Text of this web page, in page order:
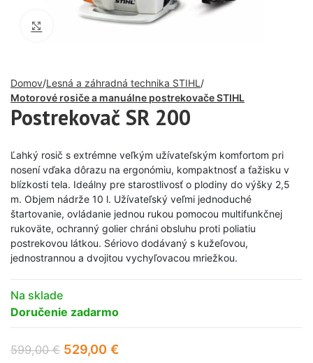
Click to enlarge
Domov Lesná a záhradná technika STIHL
Motorové rosiče a manuálne postrekovače STIHL
Postrekovač SR 200
Ľahký rosič s extrémne veľkým užívateľským komfortom pri
nosení vďaka dôrazu na ergonómiu, kompaktnosť a ťažisku v
blízkosti tela. Ideálny pre starostlivosť o plodiny do výšky 2,5
m. Objem nádrže 10 l. Užívateľský veľmi jednoduché
štartovanie, ovládanie jednou rukou pomocou multifunkčnej
rukoväte, ochranný golier chráni obsluhu proti poliatiu
postrekovou látkou. Sériovo dodávaný s kužeľovou,
jednostrannou a dvojitou vychyľovacou mriežkou.
Na sklade
Doručenie zadarmo
599,00€ 529,00 €